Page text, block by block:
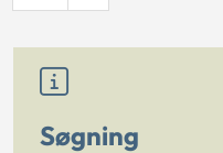
Søgning